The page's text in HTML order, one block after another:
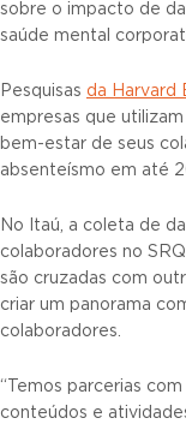
sobre o impacto de
saúde mental
Pesquisas da Harvard
empresas que
bem-estar de seus
absenteísmo em até
No Itaú, a coleta de
colaboradores no
são cruzadas com
criar um panorama
colaboradores.
“Temos parcerias
conteúdos e